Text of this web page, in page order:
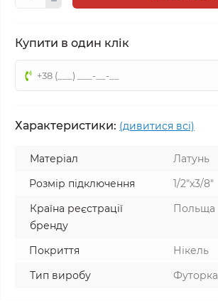
Купити в один клік
Характеристики: (дивитися всі)
Матеріал
Латунь
Розмір підключення
1/2"x3/8"
Країна реєстрації
бренду
Польща
Покриття
Нікель
Тип виробу
Футорка